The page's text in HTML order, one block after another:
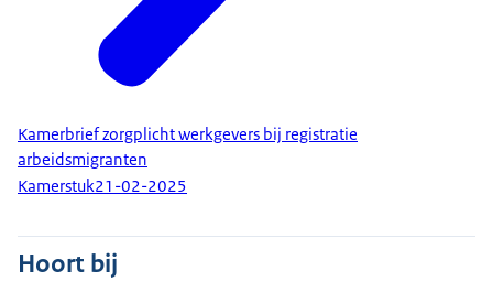
Kamerbrief zorgplicht werkgevers bij registratie
arbeidsmigranten
Kamerstuk21-02-2025
Hoort bij